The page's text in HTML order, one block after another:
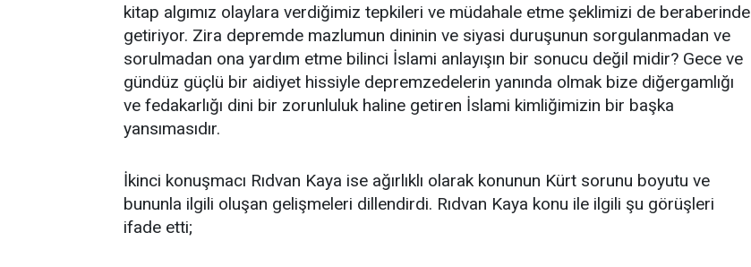
kitap algımız olaylara verdiğimiz tepkileri ve müdahale etme şeklimizi de beraberinde
getiriyor. Zira depremde mazlumun dininin ve siyasi duruşunun sorgulanmadan ve
sorulmadan ona yardım etme bilinci İslami anlayışın bir sonucu değil midir? Gece ve
gündüz güçlü bir aidiyet hissiyle depremzedelerin yanında olmak bize diğergamlığı
ve fedakarlığı dini bir zorunluluk haline getiren İslami kimliğimizin bir başka
yansımasıdır.
İkinci konuşmacı Rıdvan Kaya ise ağırlıklı olarak konunun Kürt sorunu boyutu ve
bununla ilgili oluşan gelişmeleri dillendirdi. Rıdvan Kaya konu ile ilgili şu görüşleri
ifade etti;